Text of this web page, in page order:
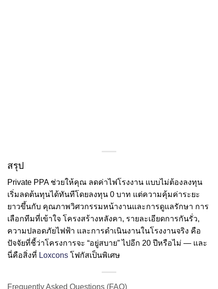
สรุป
Private PPA ช่วยให้คุณ ลดค่าไฟโรงงาน แบบไม่ต้องลงทุน
เริ่มลดต้นทุนได้ทันทีโดยลงทุน 0 บาท แต่ความคุ้มค่าระยะ
ยาวขึ้นกับ คุณภาพวิศวกรรมหน้างานและการดูแลรักษา การ
เลือกทีมที่เข้าใจ โครงสร้างหลังคา, รายละเอียดการกันรั่ว,
ความปลอดภัยไฟฟ้า และการดำเนินงานในโรงงานจริง คือ
ปัจจัยที่ชี้ว่าโครงการจะ “อยู่สบาย” ไปอีก 20 ปีหรือไม่ — และ
นี่คือสิ่งที่ Loxcons โฟกัสเป็นพิเศษ
Frequently Asked Questions (FAQ)